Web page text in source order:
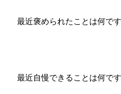
最近褒められたことは何で
最近自慢できることは何で